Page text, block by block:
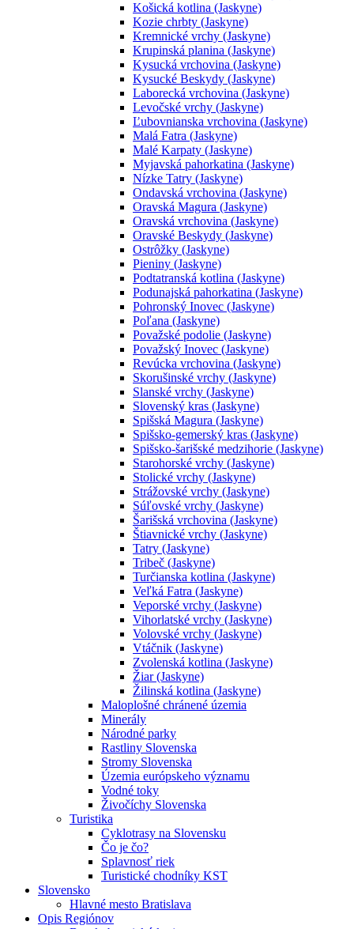
Košická kotlina (Jaskyne)
Kozie chrbty (Jaskyne)
Kremnické vrchy (Jaskyne)
Krupinská planina (Jaskyne)
Kysucká vrchovina (Jaskyne)
Kysucké Beskydy (Jaskyne)
Laborecká vrchovina (Jaskyne)
Levočské vrchy (Jaskyne)
Ľubovnianska vrchovina (Jaskyne)
Malá Fatra (Jaskyne)
Malé Karpaty (Jaskyne)
Myjavská pahorkatina (Jaskyne)
Nízke Tatry (Jaskyne)
Ondavská vrchovina (Jaskyne)
Oravská Magura (Jaskyne)
Oravská vrchovina (Jaskyne)
Oravské Beskydy (Jaskyne)
Ostrôžky (Jaskyne)
Pieniny (Jaskyne)
Podtatranská kotlina (Jaskyne)
Podunajská pahorkatina (Jaskyne)
Pohronský Inovec (Jaskyne)
Poľana (Jaskyne)
Považské podolie (Jaskyne)
Považský Inovec (Jaskyne)
Revúcka vrchovina (Jaskyne)
Skorušinské vrchy (Jaskyne)
Slanské vrchy (Jaskyne)
Slovenský kras (Jaskyne)
Spišská Magura (Jaskyne)
Spišsko-gemerský kras (Jaskyne)
Spišsko-šarišské medzihorie (Jaskyne)
Starohorské vrchy (Jaskyne)
Stolické vrchy (Jaskyne)
Strážovské vrchy (Jaskyne)
Súľovské vrchy (Jaskyne)
Šarišská vrchovina (Jaskyne)
Štiavnické vrchy (Jaskyne)
Tatry (Jaskyne)
Tribeč (Jaskyne)
Turčianska kotlina (Jaskyne)
Veľká Fatra (Jaskyne)
Veporské vrchy (Jaskyne)
Vihorlatské vrchy (Jaskyne)
Volovské vrchy (Jaskyne)
Vtáčnik (Jaskyne)
Zvolenská kotlina (Jaskyne)
Žiar (Jaskyne)
Žilinská kotlina (Jaskyne)
Maloplošné chránené územia
Minerály
Národné parky
Rastliny Slovenska
Stromy Slovenska
Územia európskeho významu
Vodné toky
Živočíchy Slovenska
Turistika
Cyklotrasy na Slovensku
Čo je čo?
Splavnosť riek
Turistické chodníky KST
Slovensko
Hlavné mesto Bratislava
Opis Regiónov